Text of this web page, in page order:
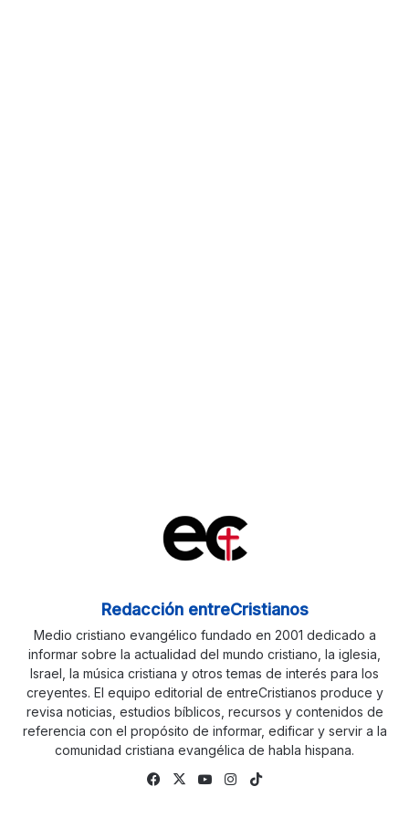
Redacción entreCristianos
Medio cristiano evangélico fundado en 2001 dedicado a
informar sobre la actualidad del mundo cristiano, la iglesia,
Israel, la música cristiana y otros temas de interés para los
creyentes. El equipo editorial de entreCristianos produce y
revisa noticias, estudios bíblicos, recursos y contenidos de
referencia con el propósito de informar, edificar y servir a la
comunidad cristiana evangélica de habla hispana.
Facebook
X YouTubeInstagram